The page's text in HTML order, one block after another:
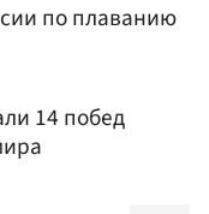
по плаванию
14 побед